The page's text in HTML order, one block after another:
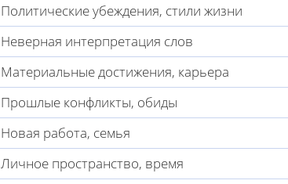
Политические убеждения, стили жизни
Неверная интерпретация слов
Материальные достижения, карьера
Прошлые конфликты, обиды
Новая работа, семья
Личное пространство, время